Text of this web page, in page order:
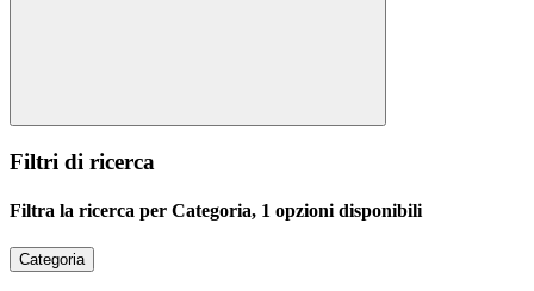
Filtri di ricerca
Filtra la ricerca per Categoria, 1 opzioni disponibili
Categoria